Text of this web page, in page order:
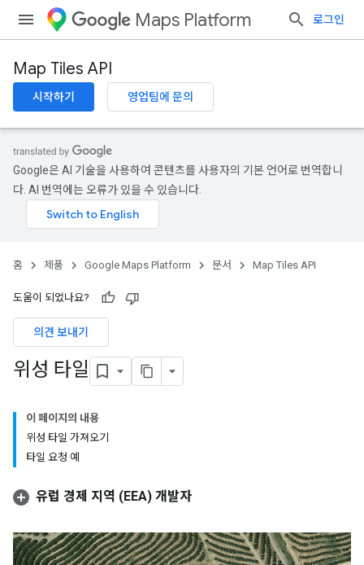
Maps Platform 로그인
Map Tiles API
시작하기 영업팀에 문의
Google은 AI 기술을 사용하여 콘텐츠를 사용자의 기본 언어로 번역합니
다. AI 번역에는 오류가 있을 수 있습니다.
홈 제품 Google Maps Platform 문서 Map Tiles API
도움이 되었나요?
의견 보내기
위성 타일
이 페이지의 내용
위성 타일 가져오기
타일 요청 예
유럽 경제 지역 (EEA) 개발자